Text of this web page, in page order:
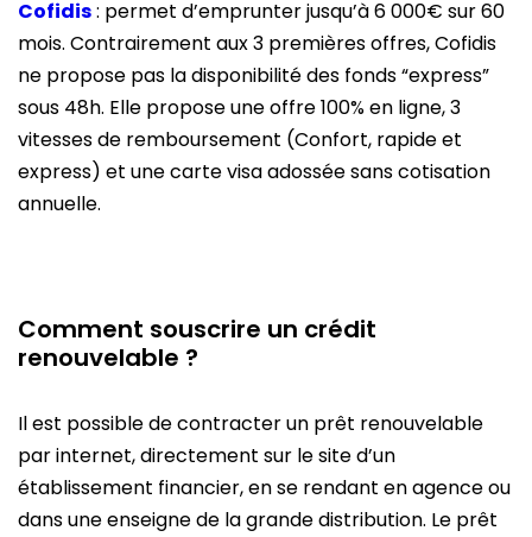
Cofidis: permet d’emprunter jusqu’à 6 000€ sur 60
mois. Contrairement aux 3 premières offres, Cofidis
ne propose pas la disponibilité des fonds “express”
sous 48h. Elle propose une offre 100% en ligne, 3
vitesses de remboursement (Confort, rapide et
express) et une carte visa adossée sans cotisation
annuelle.
Comment souscrire un crédit
renouvelable ?
Il est possible de contracter un prêt renouvelable
par internet, directement sur le site d’un
établissement financier, en se rendant en agence ou
dans une enseigne de la grande distribution. Le prêt